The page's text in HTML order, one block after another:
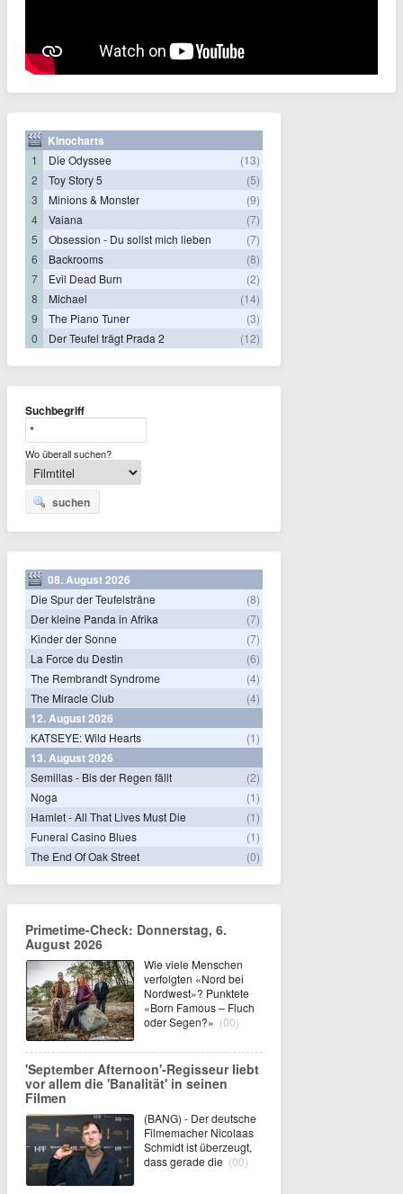
Kinocharts
1 Die Odyssee
(13)
2
Toy Story 5
(5)
3
Minions & Monster
(9)
4
Vaiana
(7)
5
Obsession - Du sollst mich lieben
(7)
6
Backrooms
(8)
7
Evil Dead Burn
(2)
8
Michael
(14)
9
The Piano Tuner
(3)
0
Der Teufel trägt Prada 2 (12)
Suchbegriff
Wo überall suchen?
suchen
08. August 2026
Die Spur der Teufelsträne
(8)
Der kleine Panda in Afrika
(7)
Kinder der Sonne
(7)
La Force du Destin
(6)
The Rembrandt Syndrome
(4)
The Miracle Club
(4)
12. August 2026
KATSEYE: Wild Hearts (1)
13. August 2026
Semillas - Bis der Regen fällt
(2)
Noga
(1)
Hamlet - All That Lives Must Die
(1)
Funeral Casino Blues
(1)
The End Of Oak Street
(0)
Primetime-Check: Donnerstag, 6.
August 2026
Wie viele Menschen
verfolgten «Nord bei
Nordwest»? Punktete
«Born Famous – Fluch
oder Segen?» (00)
'September Afternoon'-Regisseur liebt
vor allem die 'Banalität' in seinen
Filmen
(BANG) - Der deutsche
Filmemacher Nicolaas
Schmidt ist überzeugt,
dass gerade die (00)